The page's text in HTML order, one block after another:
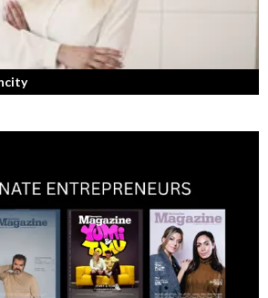
ligger bakom skönhetsimperiet Skincity –